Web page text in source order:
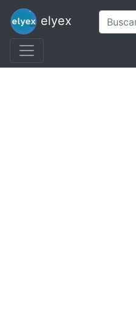
elyex